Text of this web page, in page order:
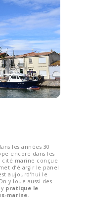
les années 30
encore dans les
cité marine conçue
d’élargir le panel
aujourd’hui le
y loue aussi des
pratique le
marine.